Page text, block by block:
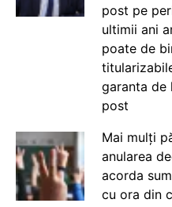
post pe
ultimii ani
poate de
garanta de
post
Mai mulți
anularea
acorda
cu ora din